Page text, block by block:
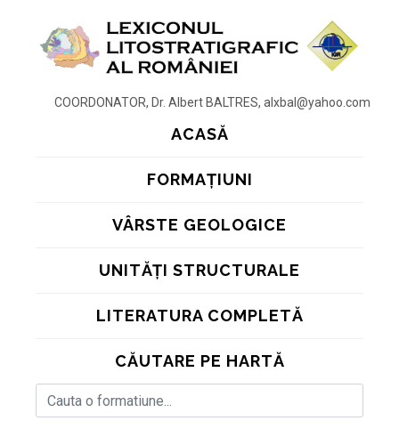
COORDONATOR, Dr. Albert BALTRES, alxbal@yahoo.com
ACASĂ
FORMAȚIUNI
VÂRSTE GEOLOGICE
UNITĂȚI STRUCTURALE
LITERATURA COMPLETĂ
CĂUTARE PE HARTĂ